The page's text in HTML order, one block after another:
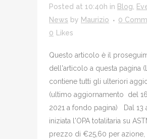
Posted at 10:40h in Blog
News by Maurizio
0
0
Likes
Questo articolo è il
dell'articolo a questa pagina
contiene tutti gli ulteriori
(ultimo aggiornamento del
2021 a fondo pagina) Dal 13
iniziata l'OPA totalitaria su
prezzo di €25,60 per azione,